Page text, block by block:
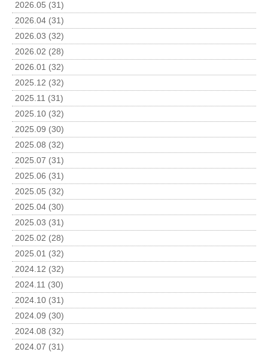
2026.05 (31)
2026.04 (31)
2026.03 (32)
2026.02 (28)
2026.01 (32)
2025.12 (32)
2025.11 (31)
2025.10 (32)
2025.09 (30)
2025.08 (32)
2025.07 (31)
2025.06 (31)
2025.05 (32)
2025.04 (30)
2025.03 (31)
2025.02 (28)
2025.01 (32)
2024.12 (32)
2024.11 (30)
2024.10 (31)
2024.09 (30)
2024.08 (32)
2024.07 (31)